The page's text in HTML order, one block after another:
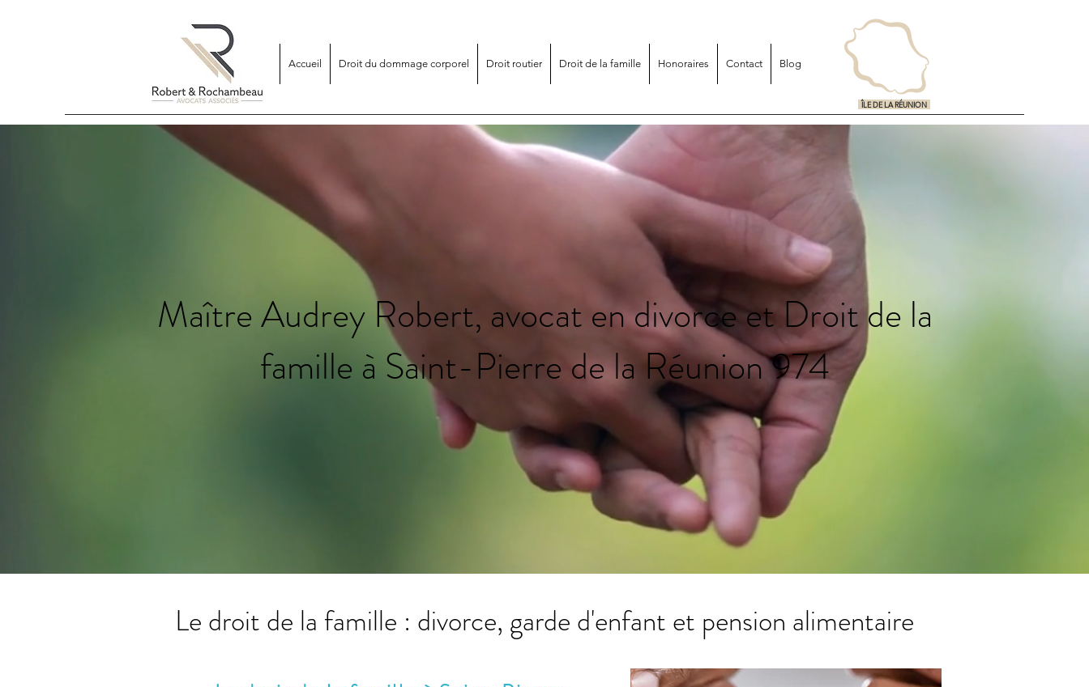
Accueil Droit du dommage corporel Droit routier Droit de la famille Honoraires Contact Blog
ÎLE DE LA RÉUNION
Maître Audrey Robert, avocat en divorce et Droit de la
famille à Saint-Pierre de la Réunion 974
Le droit de la famille : divorce, garde d'enfant et pension alimentaire